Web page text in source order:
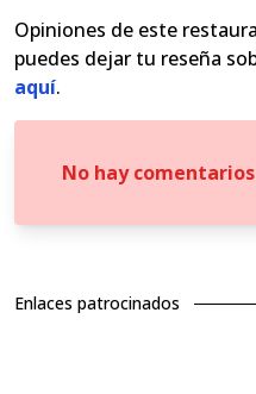
Opiniones de este
puedes dejar tu reseña
aquí.
No hay
Enlaces patrocinados